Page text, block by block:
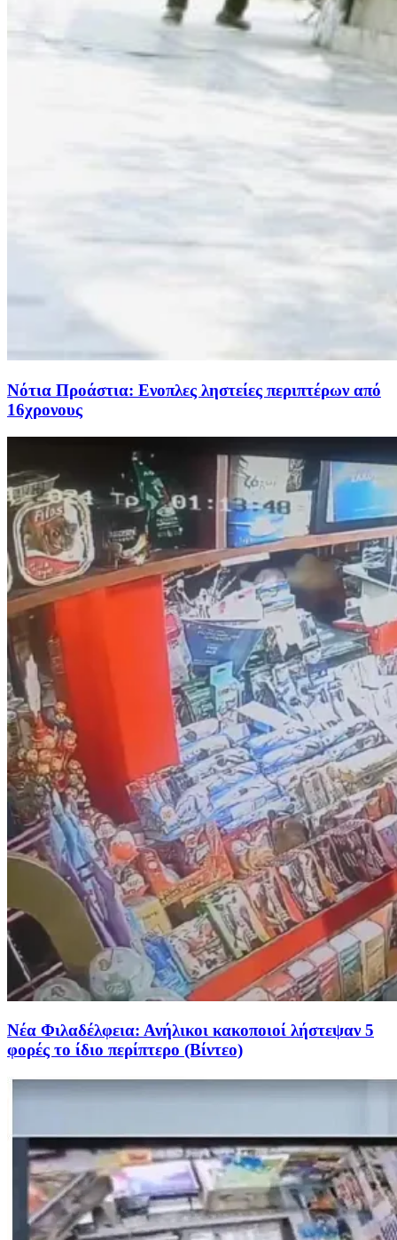
Νότια Προάστια: Ενοπλες ληστείες περιπτέρων από
16χρονους
Νέα Φιλαδέλφεια: Ανήλικοι κακοποιοί λήστεψαν 5
φορές το ίδιο περίπτερο (Βίντεο)